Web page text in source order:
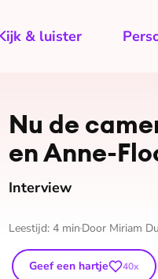
& luister
Nu de
en Anne-
Interview
Leestijd: 4 min Door Miriam
Geef een hartje 40x